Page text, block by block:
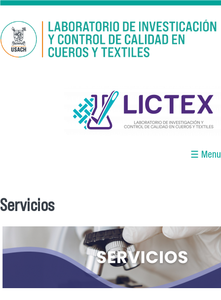
Pasar al contenido principal
logo_lictex_mesa_de_trabajo_1.png
☰ Menu
Servicios